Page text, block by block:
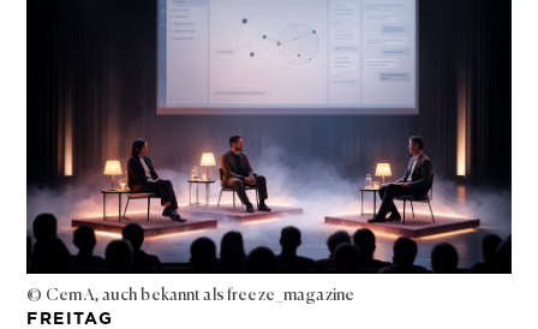
© Cem A, auch bekannt als freeze_magazine
FREITAG